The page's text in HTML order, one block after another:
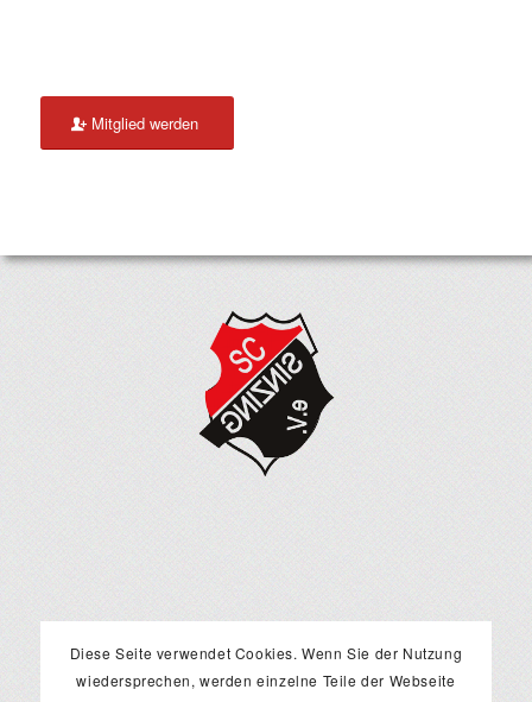
Mitglied werden
RECHTLICHES
Diese Seite verwendet Cookies. Wenn Sie der Nutzung
wiedersprechen, werden einzelne Teile der Webseite